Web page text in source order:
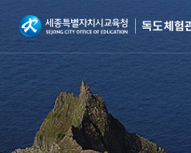
본문 바로가기